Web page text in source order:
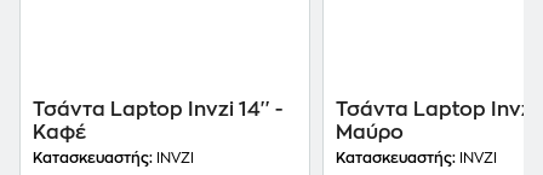
Τσάντα Laptop Invzi 14'' -
Καφέ
Κατασκευαστής: INVZI
Τσάντα Laptop Invzi
Μαύρο
Κατασκευαστής: INVZI